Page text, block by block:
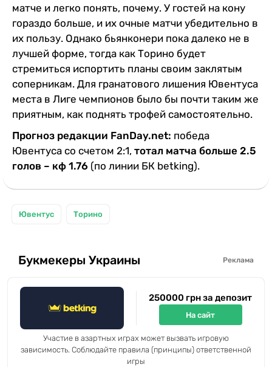
матче и легко понять, почему. У гостей на кону
гораздо больше, и их очные матчи убедительно в
их пользу. Однако бьянконери пока далеко не в
лучшей форме, тогда как Торино будет
стремиться испортить планы своим заклятым
соперникам. Для гранатового лишения Ювентуса
места в Лиге чемпионов было бы почти таким же
приятным, как поднять трофей самостоятельно.
Прогноз редакции FanDay.net: победа
Ювентуса со счетом 2:1, тотал матча больше 2.5
голов – кф 1.76 (по линии БК betking).
Ювентус Торино
Букмекеры Украины Реклама
250000 грн за депозит
На сайт
Участие в азартных играх может вызвать игровую
зависимость. Соблюдайте правила (принципы) ответственной
игры